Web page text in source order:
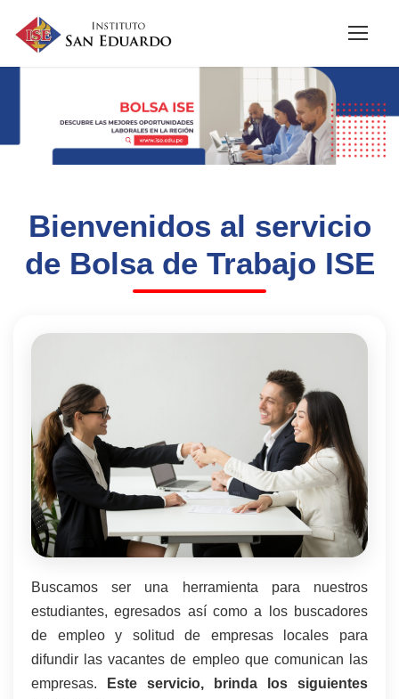
Bienvenidos al servicio
de Bolsa de Trabajo ISE
Buscamos ser una herramienta para nuestros
estudiantes, egresados así como a los buscadores
de empleo y solitud de empresas locales para
difundir las vacantes de empleo que comunican las
empresas.
Este servicio, brinda los siguientes